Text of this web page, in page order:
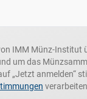
IMM Münz-Institut
um das
„Jetzt anmelden“